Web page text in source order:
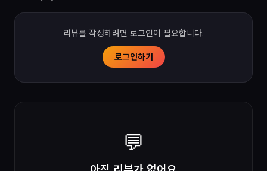
리뷰를 작성하려면 로그인이 필요합니다.
로그인하기
💬